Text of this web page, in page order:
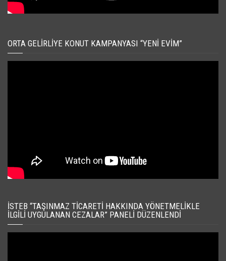
ORTA GELIRLIYE KONUT KAMPANYASI “YENI EVIM”
İSTEB “TAŞINMAZ TICARETI HAKKINDA YÖNETMELIKLE
İLGILI UYGULANAN CEZALAR” PANELI DÜZENLENDI